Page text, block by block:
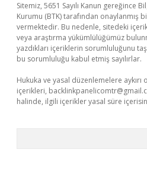
Sitemiz, 5651 Sayılı Kanun gereğince
Kurumu (BTK) tarafından onaylanmış
vermektedir. Bu nedenle, sitedeki
veya araştırma yükümlülüğümüz
yazdıkları içeriklerin sorumluluğunu
bu sorumluluğu kabul etmiş sayılırlar.
Hukuka ve yasal düzenlemelere
içerikleri,
halinde, ilgili içerikler yasal süre